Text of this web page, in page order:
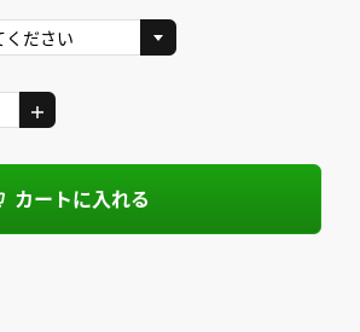
カートに入れる